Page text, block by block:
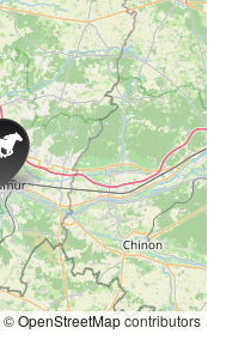
©OpenStreetMapcontributors